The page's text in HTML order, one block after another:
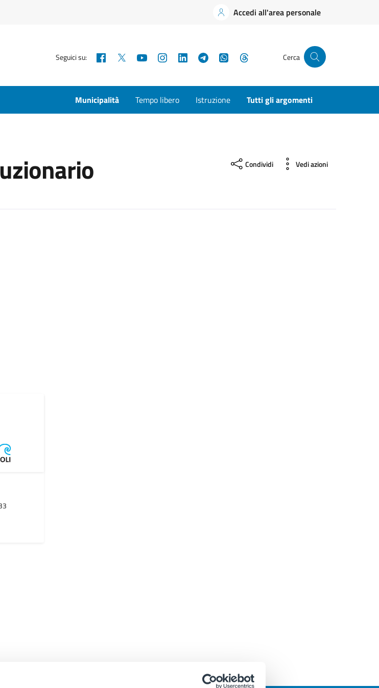
Accedi all'area personale
Seguici su: Facebook YouTubeInstagramLinkedInTelegramWhatsApp Cerca
Municipalità Tempo libero Istruzione Tutti gli argomenti
Condividi Vedi azioni